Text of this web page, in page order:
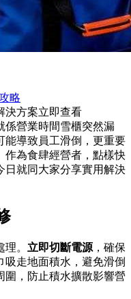
略
決方案立即查看
係營業時間雪櫃突然漏
能導致員工滑倒，更重要
作為食肆經營者，點樣快
日就同大家分享實用解決
。 立即切斷電源 ，確保
走地面積水，避免滑倒
圍，防止積水擴散影響營